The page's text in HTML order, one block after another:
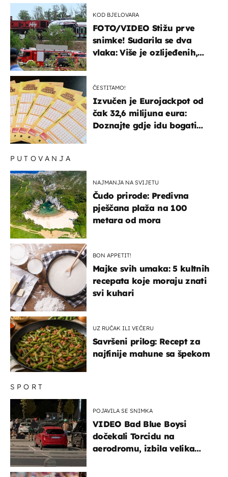
KOD BJELOVARA
FOTO/VIDEO Stižu prve
snimke! Sudarila se dva
vlaka: Više je ozlijeđenih,
ČESTITAMO!
Izvučen je Eurojackpot od
čak 32,6 milijuna eura:
Doznajte gdje idu bogati
SPORT
POJAVILA SE SNIMKA
VIDEO Bad Blue Boysi
dočekali Torcidu na
aerodromu, izbila velika
PUTOVANJA
NAJMANJA NA SVIJETU
Čudo prirode: Predivna
pješčana plaža na 100
metara od mora
BON APPETIT!
Majke svih umaka: 5 kultnih
recepata koje moraju znati
svi kuhari
UZ RUČAK ILI VEČERU
Savršeni prilog: Recept za
najfinije mahune sa špekom